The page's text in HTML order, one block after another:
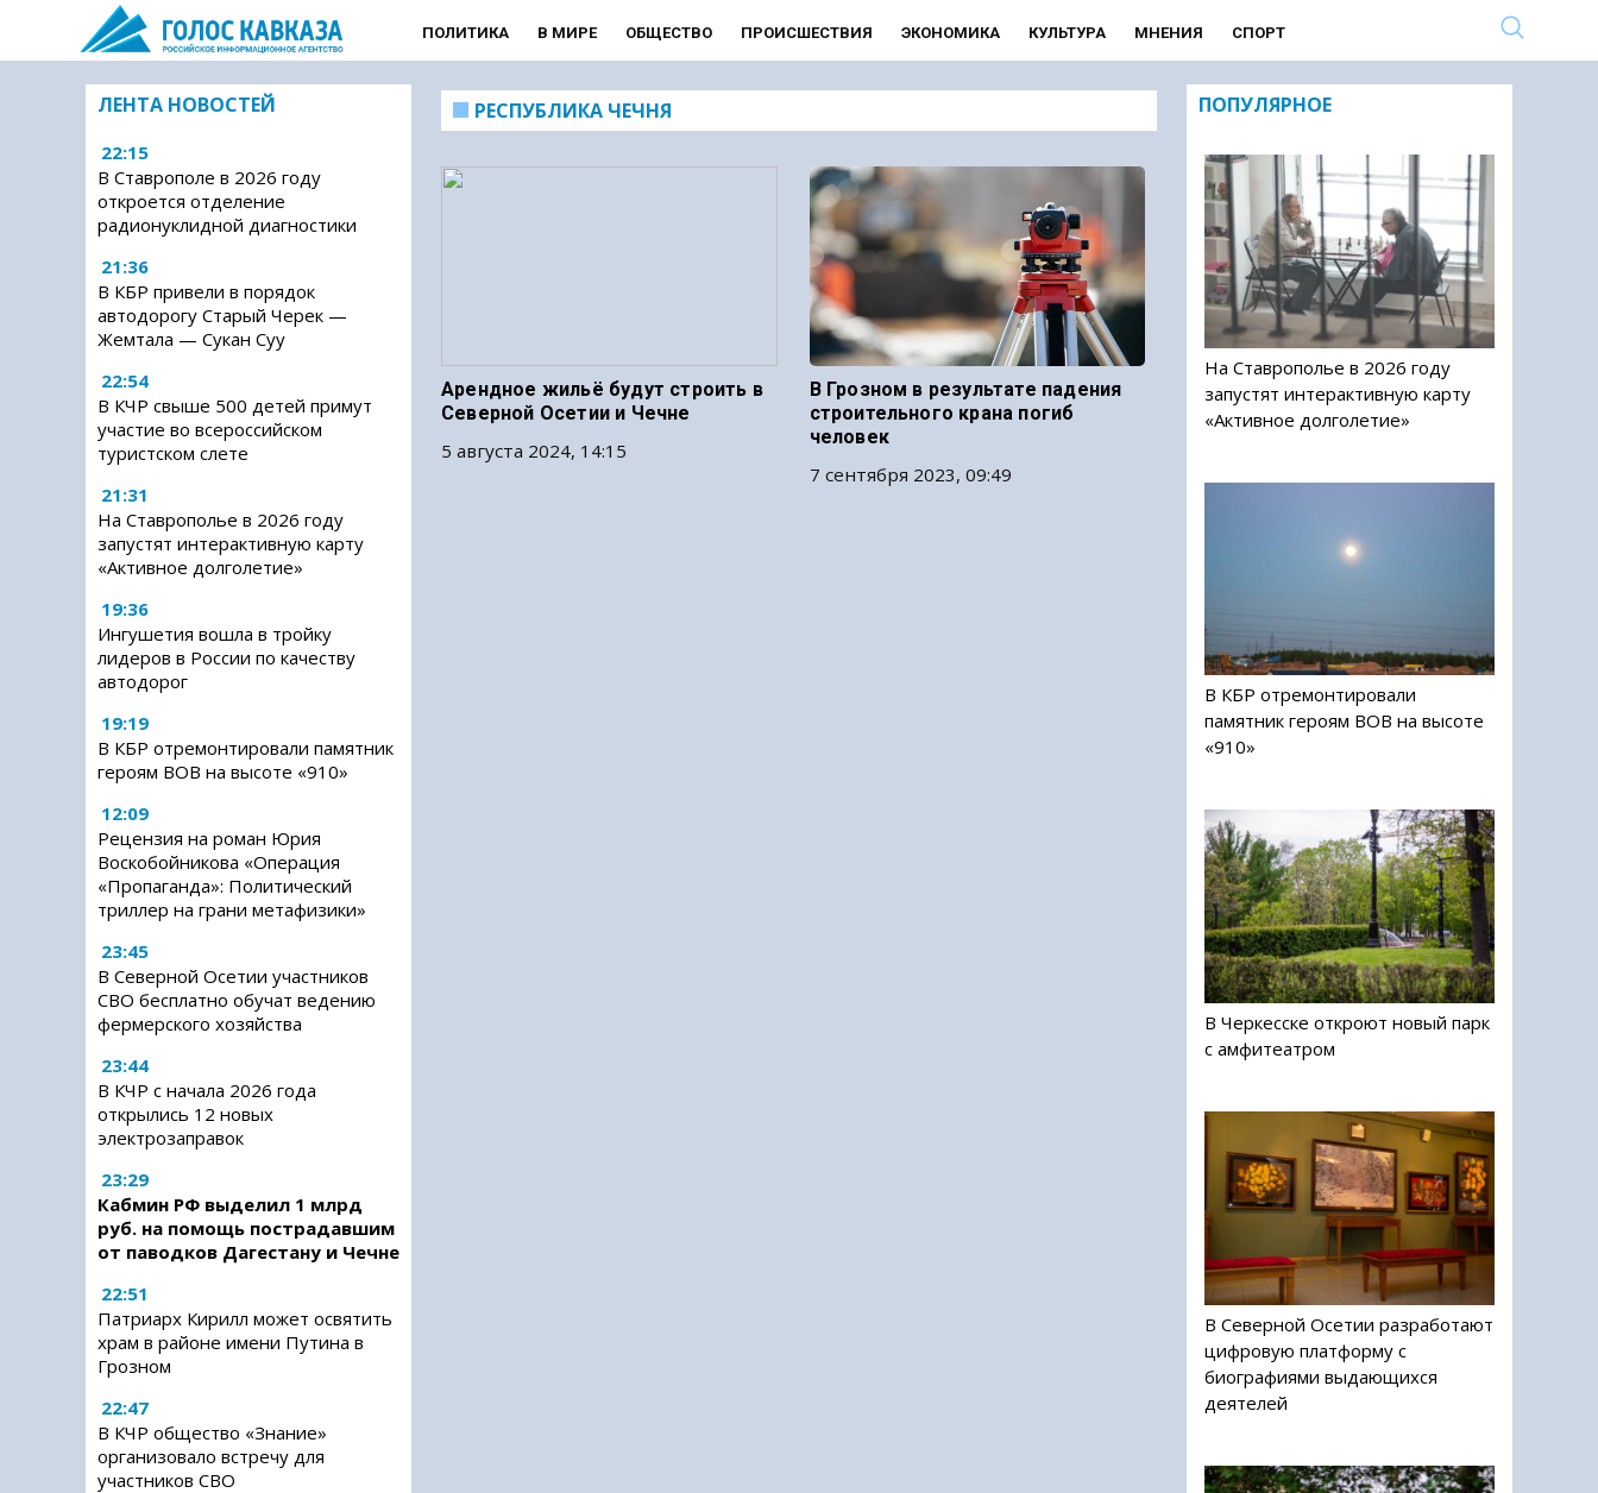
ПОЛИТИКА В МИРЕ ОБЩЕСТВО ПРОИСШЕСТВИЯ ЭКОНОМИКА КУЛЬТУРА МНЕНИЯ СПОРТ
ЛЕНТА НОВОСТЕЙ
22:15
В Ставрополе в 2026 году
откроется отделение
радионуклидной диагностики
21:36
В КБР привели в порядок
автодорогу Старый Черек —
Жемтала — Сукан Суу
22:54
В КЧР свыше 500 детей примут
участие во всероссийском
туристском слете
21:31
На Ставрополье в 2026 году
запустят интерактивную карту
«Активное долголетие»
19:36
Ингушетия вошла в тройку
лидеров в России по качеству
автодорог
19:19
В КБР отремонтировали памятник
героям ВОВ на высоте «910»
12:09
Рецензия на роман Юрия
Воскобойникова «Операция
«Пропаганда»: Политический
триллер на грани метафизики»
23:45
В Северной Осетии участников
СВО бесплатно обучат ведению
фермерского хозяйства
23:44
В КЧР с начала 2026 года
открылись 12 новых
электрозаправок
23:29
Кабмин РФ выделил 1 млрд
руб. на помощь пострадавшим
от паводков Дагестану и Чечне
22:51
Патриарх Кирилл может освятить
храм в районе имени Путина в
Грозном
22:47
В КЧР общество «Знание»
организовало встречу для
участников СВО
РЕСПУБЛИКА ЧЕЧНЯ
Арендное жильё будут строить в
Северной Осетии и Чечне
5 августа 2024, 14:15
В Грозном в результате падения
строительного крана погиб
человек
7 сентября 2023, 09:49
ПОПУЛЯРНОЕ
На Ставрополье в 2026 году
запустят интерактивную карту
«Активное долголетие»
В КБР отремонтировали
памятник героям ВОВ на высоте
«910»
В Черкесске откроют новый парк
с амфитеатром
В Северной Осетии разработают
цифровую платформу с
биографиями выдающихся
деятелей